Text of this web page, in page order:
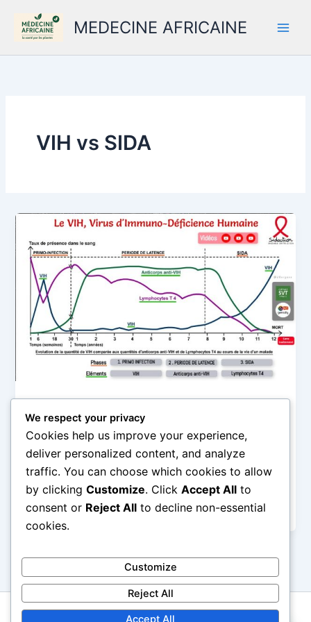
contenu
MEDECINE AFRICAINE
VIH vs SIDA
VIH et SIDA : Les vraies différences
admin/
Quelle est la différence réelle entre le VIH et le SIDA ?
Découvrez notre guide explicatif et notre solution
naturelle pour bloquer l’évolution de la maladie.
Médecine Africaine, la santé par les plantes. Pour plus
We respect your privacy
Cookies help us improve your experience,
deliver personalized content, and analyze
traffic. You can choose which cookies to allow
by clicking Customize. Click Accept All to
consent or Reject All to decline non-essential
cookies.
Customize
Reject All
Accept All